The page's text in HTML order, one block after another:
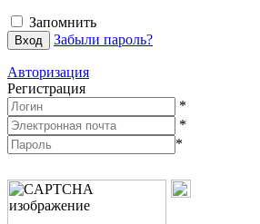
Запомнить
Забыли пароль?
Авторизация
Регистрация
*
*
*